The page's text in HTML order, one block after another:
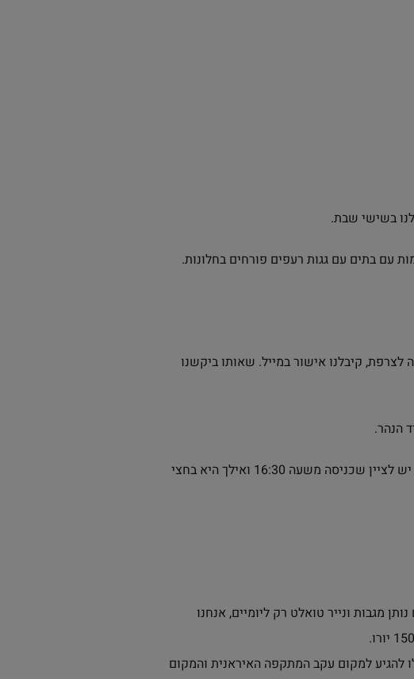
בשישי שבת.
עם בתים עם גגות רעפים פורחים בחלונות.
לצרפת, קיבלנו אישור במייל. שאותו ביקשנו
הנהר.
. היו פקקים בדרך. ואצלנו לא מאד התחברו למוזיאון. יש לציין שכניסה משעה 16:30 ואילך היא בחצי
2 יורו לכל מכונה. בנוסף, המקום נותן מגבות ונייר טואלט רק ליומיים, אנחנו
להגיע למקום עקב המתקפה האיראנית והמקום